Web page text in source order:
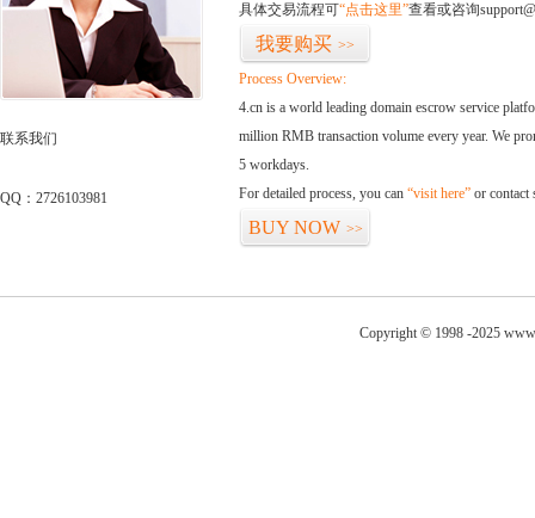
联系我们
QQ：2726103981
具体交易流程可“点击这里”查看或咨询
我要购买 >>
Process Overview:
4.cn is a world leading domain escrow service
million RMB transaction volume every year. We
5 workdays.
For detailed process, you can “visit here” or contact
BUY NOW >>
Copyright © 1998 -2025